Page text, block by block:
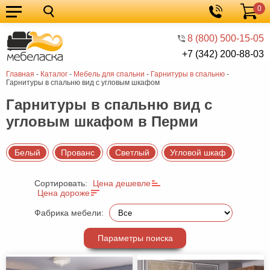
8 (800) 500-15-05
+7 (342) 200-88-03
Корзина
0
Главная - Каталог - Мебель для спальни - Гарнитуры в спальню -
Гарнитуры в спальню вид с угловым шкафом
Кухонные
гарнитуры
Мебель
для
кухни
Мебель
для
спальни
Кровати
Шкафы
Диваны
Мягкая
мебель
Детская
мебель
Мебель
Гарнитуры в спальню вид с
угловым шкафом в Перми
Белый Прованс Светлый Угловой шкаф
Сортировать:
Цена дешевле
Цена дороже
Фабрика мебели:
Параметры поиска